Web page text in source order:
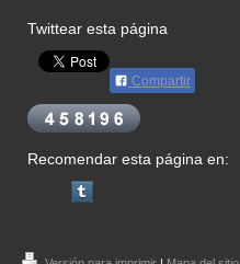
Twittear esta página
Compartir
Recomendar esta página en: